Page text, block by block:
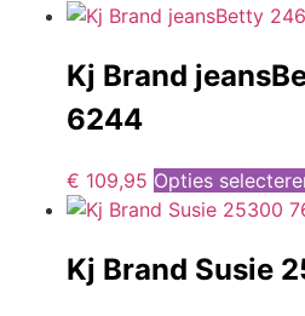
Kj Brand
6244
€ 109,95 Opties
Kj Brand Susie